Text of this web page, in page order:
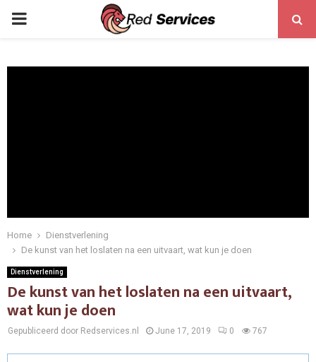
PRIMARY
Home
Dienstverlening
De kunst van het loslaten na een uitvaart, wat kun je doen
Dienstverlening
De kunst van het loslaten na een uitvaart,
wat kun je doen
Gepubliceerd door Redservices.nl June 17, 2019 0 767